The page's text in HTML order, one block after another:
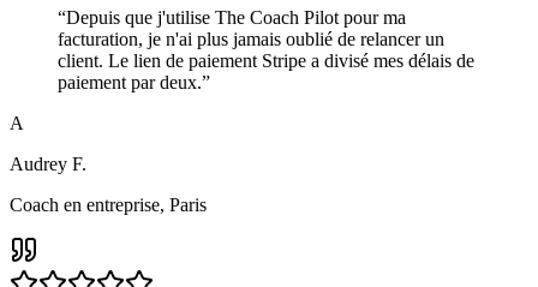
“Depuis que j'utilise The Coach Pilot pour ma
facturation, je n'ai plus jamais oublié de relancer un
client. Le lien de paiement Stripe a divisé mes délais de
paiement par deux.”
A
Audrey F.
Coach en entreprise, Paris